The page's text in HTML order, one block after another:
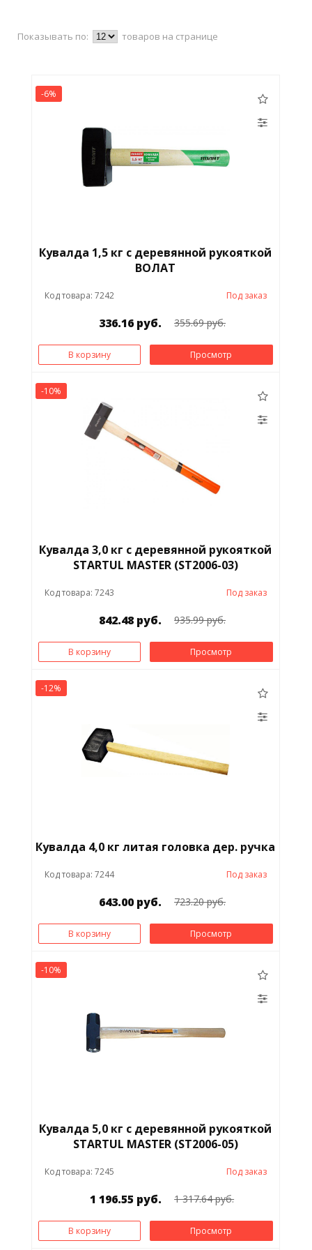
Показывать по: товаров на странице
-6%
Кувалда 1,5 кг с деревянной рукояткой
ВОЛАТ
Код товара: 7242 Под заказ
336.16 руб. 355.69 руб.
В корзину Просмотр
-10%
Кувалда 3,0 кг с деревянной рукояткой
STARTUL MASTER (ST2006-03)
Код товара: 7243 Под заказ
842.48 руб. 935.99 руб.
В корзину Просмотр
-12%
Кувалда 4,0 кг литая головка дер. ручка
Код товара: 7244 Под заказ
643.00 руб. 723.20 руб.
В корзину Просмотр
-10%
Кувалда 5,0 кг с деревянной рукояткой
STARTUL MASTER (ST2006-05)
Код товара: 7245 Под заказ
1 196.55 руб. 1 317.64 руб.
В корзину Просмотр